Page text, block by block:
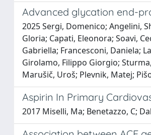
Advanced glycation end-
2025 Sergi, Domenico; Angelini,
Gloria; Capati, Eleonora; Soavi,
Gabriella; Francesconi, Daniela;
Girolamo, Filippo Giorgio;
Marušič, Uroš; Plevnik, Matej;
Aspirin In Primary
2017 Miselli, Ma; Benetazzo, C;